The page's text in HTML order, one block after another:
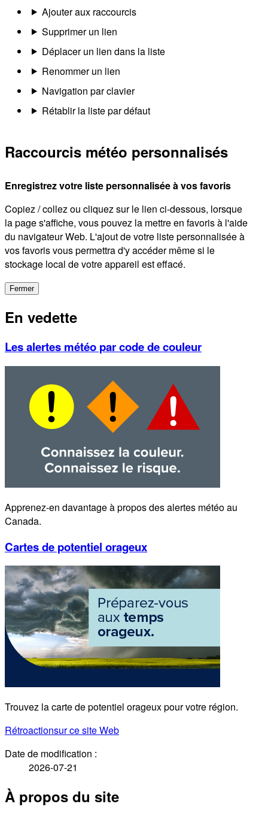
Ajouter aux raccourcis
Supprimer un lien
Déplacer un lien dans la liste
Renommer un lien
Navigation par clavier
Rétablir la liste par défaut
Raccourcis météo personnalisés
Enregistrez votre liste personnalisée à vos favoris
Copiez / collez ou cliquez sur le lien ci-dessous, lorsque
la page s'affiche, vous pouvez la mettre en favoris à l'aide
du navigateur Web. L'ajout de votre liste personnalisée à
vos favoris vous permettra d'y accéder même si le
stockage local de votre appareil est effacé.
Fermer
En vedette
Les alertes météo par code de couleur
Apprenez-en davantage à propos des alertes météo au
Canada.
Cartes de potentiel orageux
Trouvez la carte de potentiel orageux pour votre région.
Rétroactionsur ce site Web
Date de modification :
2026-07-21
À propos du site